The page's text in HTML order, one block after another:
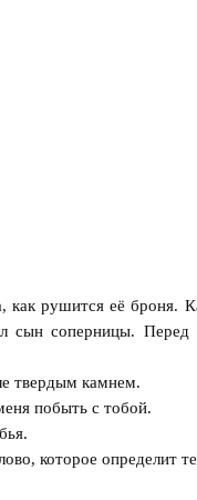
как рушится её броня.
сын соперницы.
твердым камнем.
побыть с тобой.
которое определит